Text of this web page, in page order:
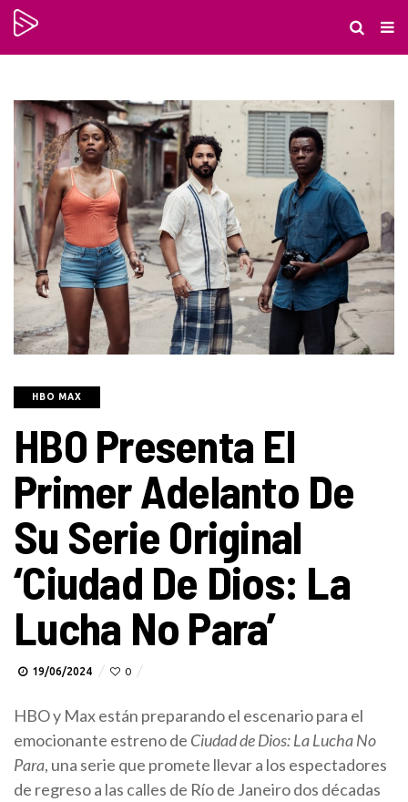
HBO MAX
HBO Presenta El
Primer Adelanto De
Su Serie Original
‘Ciudad De Dios: La
Lucha No Para’
19/06/2024 0
HBO y Max están preparando el escenario para el
emocionante estreno de Ciudad de Dios: La Lucha No
Para, una serie que promete llevar a los espectadores
de regreso a las calles de Río de Janeiro dos décadas